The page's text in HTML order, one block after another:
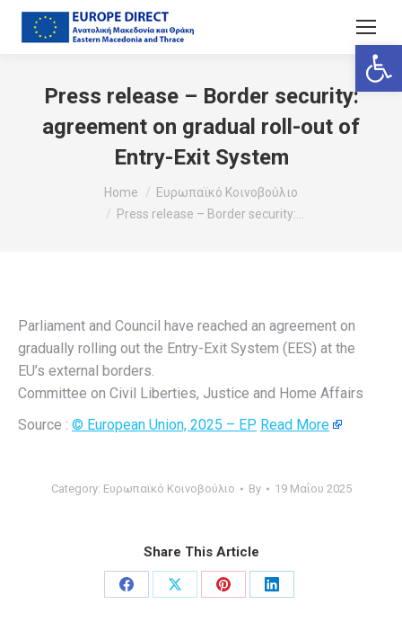
Press release – Border security:
agreement on gradual roll-out of
Entry-Exit System
Home
Ευρωπαϊκό Κοινοβούλιο
Press release – Border security:…
Parliament and Council have reached an agreement on
gradually rolling out the Entry-Exit System (EES) at the
EU’s external borders.
Committee on Civil Liberties, Justice and Home Affairs
Source : © European Union, 2025 – EP Read More
Category: Ευρωπαϊκό Κοινοβούλιο By 19 Μαΐου 2025
Share This Article
Share
Share
Share
Share